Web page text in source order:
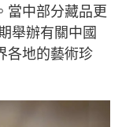
當中部分藏品更
舉辦有關中國
各地的藝術珍